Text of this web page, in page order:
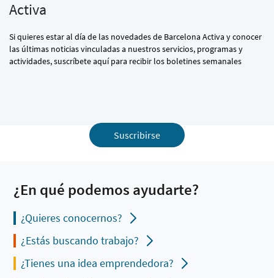
Activa
Si quieres estar al día de las novedades de Barcelona Activa y conocer
las últimas noticias vinculadas a nuestros servicios, programas y
actividades, suscríbete aquí para recibir los boletines semanales
Suscribirse
¿En qué podemos ayudarte?
¿Quieres conocernos?
¿Estás buscando trabajo?
¿Tienes una idea emprendedora?